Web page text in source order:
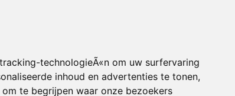
technologieÃ«n om uw surfervaring
inhoud en advertenties te tonen,
te begrijpen waar onze bezoekers